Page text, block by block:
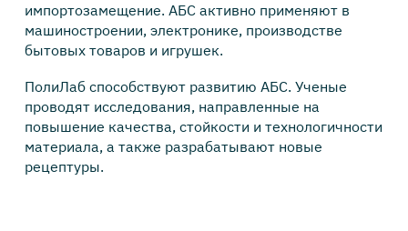
импортозамещение. АБС активно применяют в
машиностроении, электронике, производстве
бытовых товаров и игрушек.
ПолиЛаб способствуют развитию АБС. Ученые
проводят исследования, направленные на
повышение качества, стойкости и технологичности
материала, а также разрабатывают новые
рецептуры.